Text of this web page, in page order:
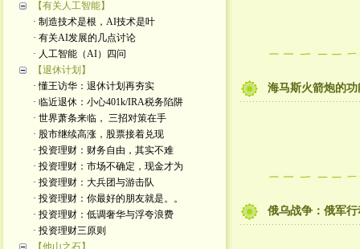
【有关人工智能】
· 制造技术是根，AI技术是叶
· 有关AI发展的几点讨论
· 人工智能（AI）四问
【退休计划】
· 懂王访华：退休计划再夯实
· 临近退休：小心401k/IRA税务陷阱
· 世界萧条来临， 三招对策在手
· 股市继续高涨，股票接着兑现
· 投资理财：财务自由，其实不难
· 投资理财：市场不确定，现金才为
· 投资理财：大兵团与游击队
· 投资理财：你最好的朋友就是。。
· 投资理财：低调奢华与浮夸浪费
· 投资理财三原则
【他山之石】
海马斯火箭炮的
俄乌战争：俄军